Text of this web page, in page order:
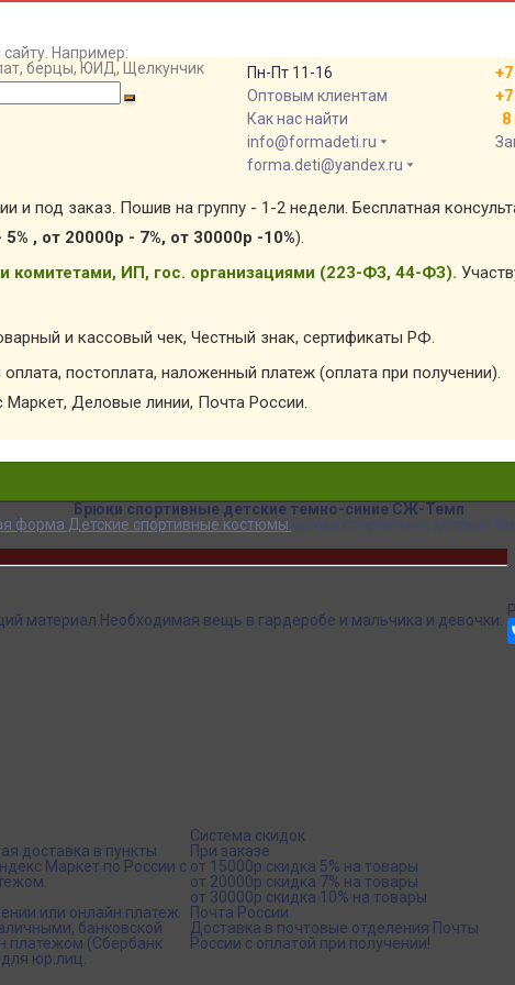
Например:
берцы, ЮИД, Щелкунчик
Пн-Пт 11-16
Оптовым клиентам
Как нас найти
info@formadeti.ru
forma.deti@yandex.ru
8
и под заказ. Пошив на группу - 1-2 недели. Бесплатная
, от 20000р - 7%, от 30000р -10%).
ИП, гос. организациями (223-ФЗ, 44-ФЗ).
и кассовый чек, Честный знак, сертификаты РФ.
постоплата, наложенный платеж (оплата при получении).
Деловые линии, Почта России.
Брюки спортивные детские темно-синие СЖ-Темп
форма Детские спортивные костюмы Брюки спортивные детские
материал.Необходимая вещь в гардеробе и мальчика и девочки.
доставка в пункты
Маркет по России с
Система скидок
При заказе
от 15000р скидка 5% на товары
от 20000р скидка 7% на товары
от 30000р скидка 10% на товары
или онлайн платеж
банковской
платежом (Сбербанк
юр.лиц.
Почта России
Доставка в почтовые отделения Почты
России с оплатой при получении!